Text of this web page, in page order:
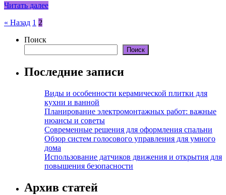
Читать далее
Пагинация
записей
« Назад 1 2
Поиск
Поиск
Последние записи
Виды и особенности керамической плитки для
кухни и ванной
Планирование электромонтажных работ: важные
нюансы и советы
Современные решения для оформления спальни
Обзор систем голосового управления для умного
дома
Использование датчиков движения и открытия для
повышения безопасности
Архив статей